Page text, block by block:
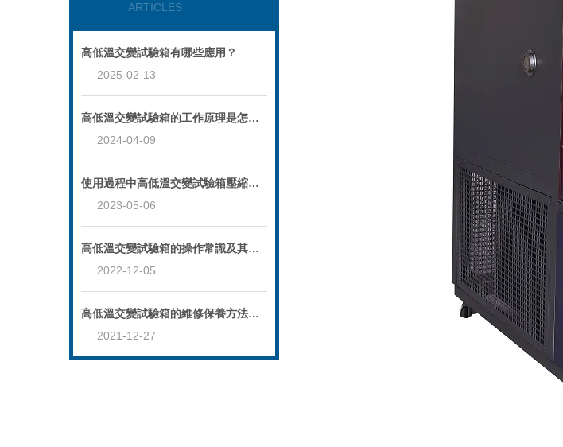
ARTICLES
高低溫交變試驗箱有哪些應用？
2025-02-13
高低溫交變試驗箱的工作原理是怎樣的？
2024-04-09
使用過程中高低溫交變試驗箱壓縮機故障會有什么影響？
2023-05-06
高低溫交變試驗箱的操作常識及其性能特點
2022-12-05
高低溫交變試驗箱的維修保養方法介紹
2021-12-27